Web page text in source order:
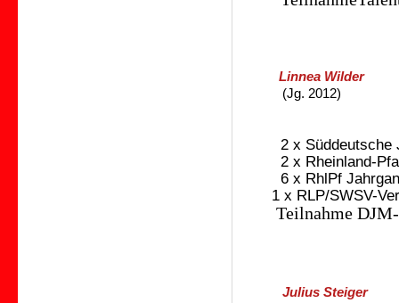
Linnea Wilder
(Jg. 2012)
2 x Süddeutsche
2 x Rheinland-
6 x RhlPf
1 x RLP/SWSV-
Teilnahme DJM-
Julius Steiger